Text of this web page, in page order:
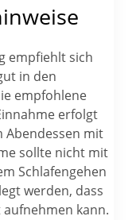
empfiehlt sich
in den
empfohlene
erfolgt
Abendessen mit
sollte nicht mit
Schlafengehen
werden, dass
kann.